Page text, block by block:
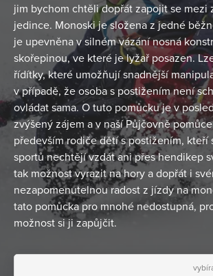
jim bychom chtěli dopřát zapojit se mezi
jedince. Monoski je složena z jedné
je upevněna v silném vázání nosná
skořepinou, ve které je lyžař posazen.
řídítky, které umožňují snadnější
v případě, že osoba s postižením není
ovládat sama. O tuto pomůcku je v
zvýšený zájem a v naší Půjčovně
především rodiče dětí s postižením, kteří
sportů nechtějí vzdát ani přes hendikep
tak možnost vyrazit na hory a dopřát i
nezapomenutelnou radost z jízdy na
tato pomůcka pro mnohé nedostupná,
možnost si ji zapůjčit.